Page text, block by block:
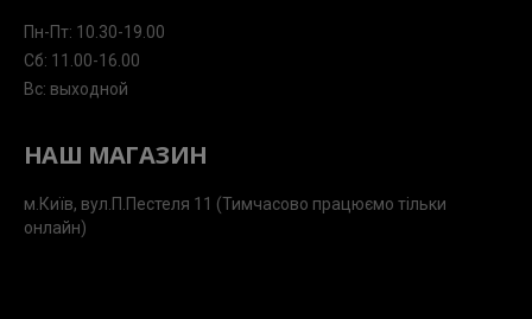
Пн-Пт: 10.30-19.00
Сб: 11.00-16.00
Вс: выходной
НАШ МАГАЗИН
м.Київ, вул.П.Пестеля 11 (Тимчасово працюємо тільки
онлайн)